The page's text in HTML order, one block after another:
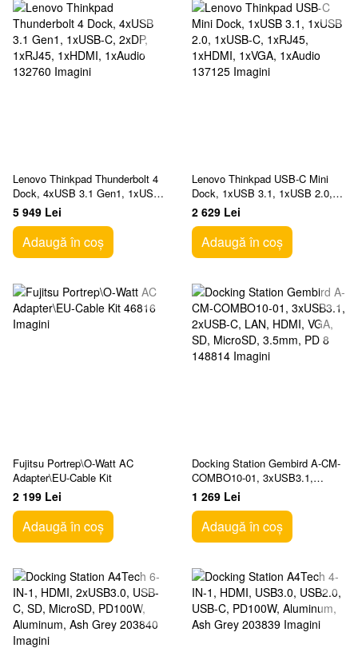
Lenovo Thinkpad Thunderbolt 4
Dock, 4xUSB 3.1 Gen1, 1xUSB-
C, 2xDP, 1xRJ45, 1xHDMI,
1xAudio
5 949 Lei
Adaugă în coș
Lenovo Thinkpad USB-C Mini
Dock, 1xUSB 3.1, 1xUSB 2.0,
1xUSB-C, 1xRJ45, 1xHDMI,
1xVGA, 1xAudio
2 629 Lei
Adaugă în coș
Fujitsu Portrep\O-Watt AC
Adapter\EU-Cable Kit
2 199 Lei
Adaugă în coș
Docking Station Gembird A-CM-
COMBO10-01, 3xUSB3.1,
2xUSB-C, LAN, HDMI, VGA,
SD, MicroSD, 3.5mm, PD 8
1 269 Lei
Adaugă în coș